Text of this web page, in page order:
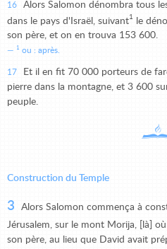
16
Alors Salomon dénombra tous
dans le pays d'Israël, suivant1
le
son père, et on en trouva 153 600.
1 ou : après.
17
Et il en fit 70 000 porteurs de
pierre dans la montagne, et 3 600
peuple.
Construction du Temple
3
Alors Salomon commença à
Jérusalem, sur le mont Morija, [là] où
son père, au lieu que David avait